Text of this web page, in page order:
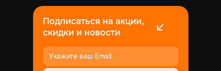
Подписаться на акции,
скидки и новости